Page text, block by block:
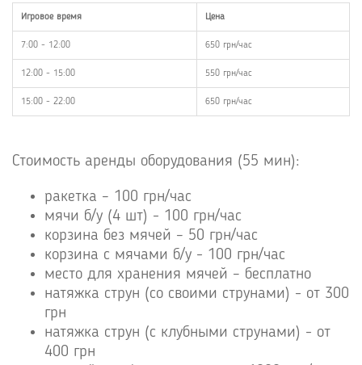
Игровое время Цена
7:00 - 12:00 650 грн/час
12:00 - 15:00 550 грн/час
15:00 - 22:00 650 грн/час
Стоимость аренды оборудования (55 мин):
ракетка – 100 грн/час
мячи б/у (4 шт) - 100 грн/час
корзина без мячей – 50 грн/час
корзина с мячами б/у - 100 грн/час
место для хранения мячей – бесплатно
натяжка струн (со своими струнами) - от 300
грн
натяжка струн (с клубными струнами) - от
400 грн